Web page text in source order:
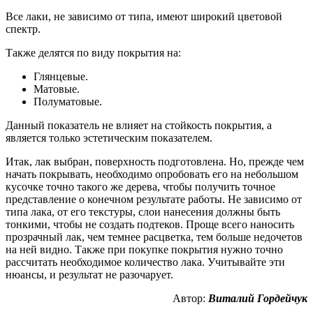
Все лаки, не зависимо от типа, имеют широкий цветовой
спектр.
Также делятся по виду покрытия на:
Глянцевые.
Матовые.
Полуматовые.
Данный показатель не влияет на стойкость покрытия, а
является только эстетическим показателем.
Итак, лак выбран, поверхность подготовлена. Но, прежде чем
начать покрывать, необходимо опробовать его на небольшом
кусочке точно такого же дерева, чтобы получить точное
представление о конечном результате работы. Не зависимо от
типа лака, от его текстуры, слои нанесения должны быть
тонкими, чтобы не создать подтеков. Проще всего наносить
прозрачный лак, чем темнее расцветка, тем больше недочетов
на ней видно. Также при покупке покрытия нужно точно
рассчитать необходимое количество лака. Учитывайте эти
нюансы, и результат не разочарует.
Автор: Виталий Гордейчук